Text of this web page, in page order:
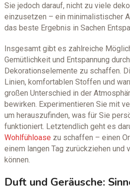
Sie jedoch darauf, nicht zu viele
einzusetzen – ein minimalistischer
das beste Ergebnis in Sachen
Insgesamt gibt es zahlreiche
Gemütlichkeit und Entspannung
Dekorationselemente zu schaffen.
Linien, komfortablen Stoffen und
großen Unterschied in der
bewirken. Experimentieren Sie mit
um herauszufinden, was für Sie
funktioniert. Letztendlich geht es
Wohlfühloase zu schaffen – einen
einem langen Tag zurückziehen und
können.
Duft und Geräusche: